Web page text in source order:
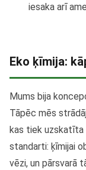
iesaka arī
Eko ķīmija:
Mums bija
Tāpēc mēs
kas tiek uzskatīta
standarti: ķīmijai
vēzi, un pārsvarā